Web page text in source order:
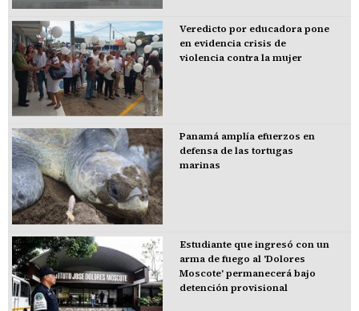
Veredicto por educadora pone
en evidencia crisis de
violencia contra la mujer
Panamá amplía efuerzos en
defensa de las tortugas
marinas
Estudiante que ingresó con un
arma de fuego al 'Dolores
Moscote' permanecerá bajo
detención provisional